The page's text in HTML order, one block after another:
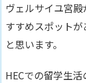
ヴェルサイユ宮
すすめスポット
と思います。
HECでの留学生活